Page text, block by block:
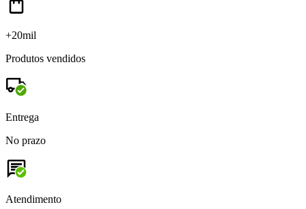
+20mil
Produtos vendidos
Entrega
No prazo
Atendimento